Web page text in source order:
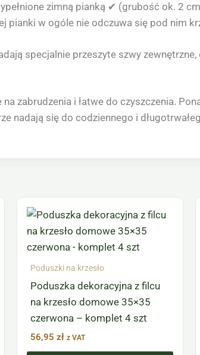
zimną pianką ✔ (grubość ok. 2
pianki w ogóle nie odczuwa się pod nim
specjalnie przeszyte szwy
zabrudzenia i łatwe do czyszczenia.
nadają się do codziennego i
Poduszki na krzesło
Poduszka dekoracyjna z filcu
na krzesło domowe 35×35
czerwona – komplet 4 szt
56,95 zł z VAT